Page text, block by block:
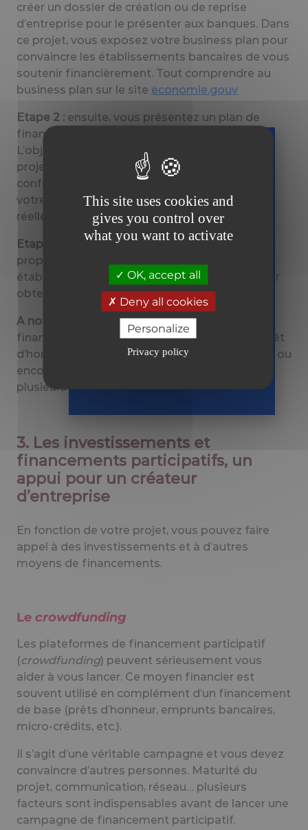
créer un dossier de création ou de reprise
d’entreprise pour le présenter aux banques. Dans
ce projet, vous exposez votre business plan pour
convaincre les établissements bancaires de vous
soutenir financièrement. Tout comprendre au
business plan sur le site economie.gouv
Etape 2 : ensuite, vous présentez un plan de
financement, indissociable du business plan.
L’objectif est de démontrer la fiabilité de votre
projet. Le plan de financement permet de
confronter les besoins essentiels pour lancer
votre entreprise et vos ressources financières
réelles.
Etape 3 :
vous devez avoir un apport de fonds
propres minimum, puis mettre les
établissements bancaires en concurrence, pour
obtenir ensuite un accord de prêt.
A noter :
vous pouvez aussi obtenir d’autres
financements complémentaires, comme le prêt
d’honneur (pour compléter vos fonds propres) ou
encore le
plusieurs banques).
3. Les investissements et
financements participatifs, un
appui pour un créateur
d’entreprise
En fonction de votre projet, vous pouvez faire
appel à des investissements et à d’autres
moyens de financements.
Le crowdfunding
Les plateformes de financement participatif
(crowdfunding) peuvent sérieusement vous
aider à vous lancer. Ce moyen financier est
souvent utilisé en complément d’un financement
de base (prêts d’honneur, emprunts bancaires,
micro-crédits, etc.).
Il s’agit d’une véritable campagne et vous devez
convaincre d’autres personnes. Maturité du
projet, communication, réseau… plusieurs
facteurs sont indispensables avant de lancer une
campagne de financement participatif.
This site uses cookies and
gives you control over
what you want to activate
OK, accept all
Deny all cookies
Personalize
Privacy policy
Téléchargez
votre guide
sur la facture
électronique
Tous prêts
le 1 er
septembre
2026
en toute
sérénité